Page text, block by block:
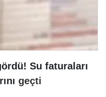
Su faturaları
geçti